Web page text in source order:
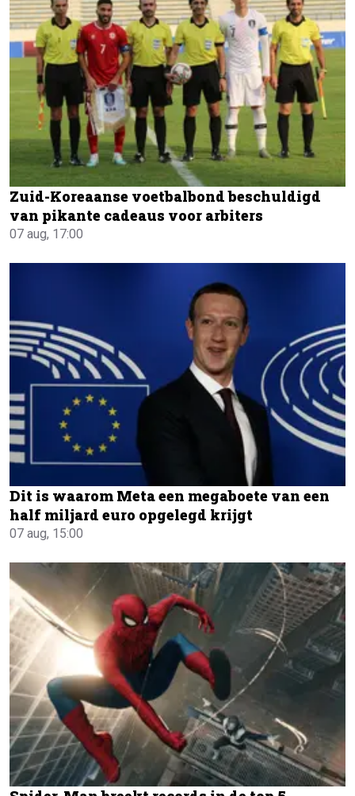
Zuid-Koreaanse voetbalbond beschuldigd
van pikante cadeaus voor arbiters
07 aug, 17:00
Dit is waarom Meta een megaboete van een
half miljard euro opgelegd krijgt
07 aug, 15:00